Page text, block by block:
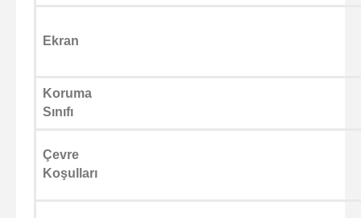
Ekran
Koruma
Sınıfı
Çevre
Koşulları